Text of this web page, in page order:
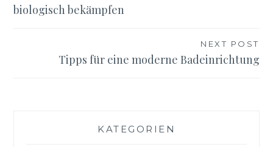
biologisch bekämpfen
NEXT POST
Tipps für eine moderne Badeinrichtung
KATEGORIEN